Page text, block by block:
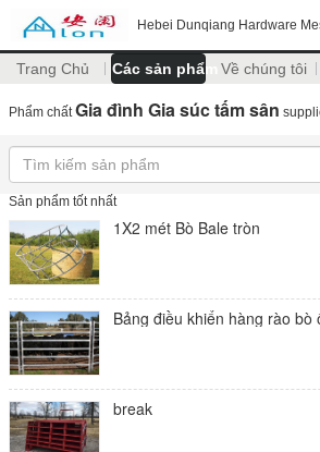
Hebei Dunqiang Hardware
Trang Chủ Các sản phẩm Về chúng tôi
Phẩm chấtGia đình Gia súc tấm sân
Sản phẩm tốt nhất
1X2 mét Bò Bale tròn
Bảng điều khiển hàng rào bò
break